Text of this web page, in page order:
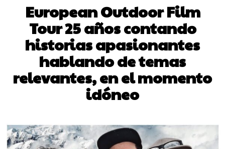
European Outdoor Film
Tour 25 años contando
historias apasionantes
hablando de temas
relevantes, en el momento
idóneo